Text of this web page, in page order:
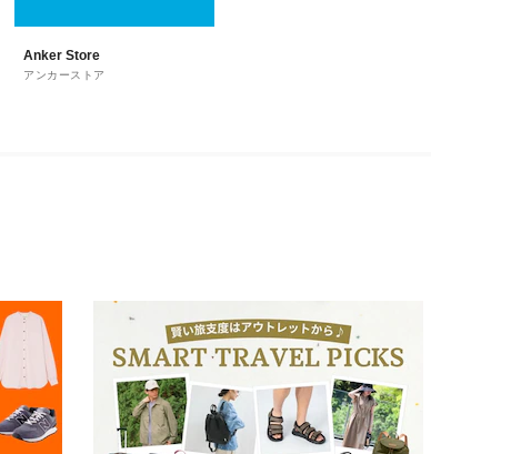
Anker Store
アンカーストア